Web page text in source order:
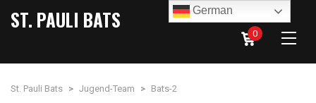
ST. PAULI BATS
0
St. Pauli Bats > Jugend-Team > Bats-2
German